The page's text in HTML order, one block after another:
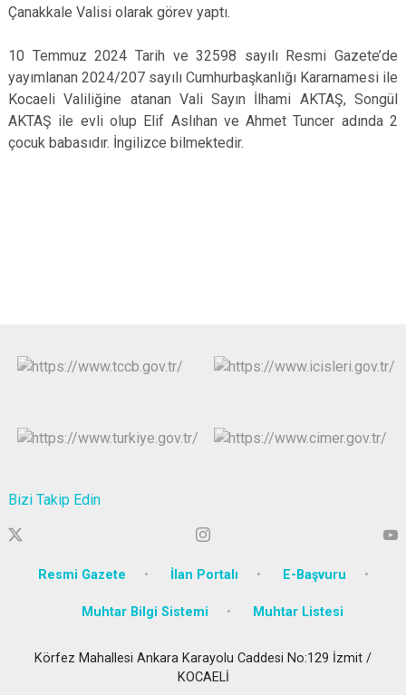
Çanakkale Valisi olarak görev yaptı.
10 Temmuz 2024 Tarih ve 32598 sayılı Resmi Gazete’de
yayımlanan 2024/207 sayılı Cumhurbaşkanlığı Kararnamesi ile
Kocaeli Valiliğine atanan Vali Sayın İlhami AKTAŞ, Songül
AKTAŞ ile evli olup Elif Aslıhan ve Ahmet Tuncer adında 2
çocuk babasıdır. İngilizce bilmektedir.
Bizi Takip Edin
Resmi Gazete İlan Portalı E-Başvuru
Muhtar Bilgi Sistemi Muhtar Listesi
Körfez Mahallesi Ankara Karayolu Caddesi No:129 İzmit /
KOCAELİ